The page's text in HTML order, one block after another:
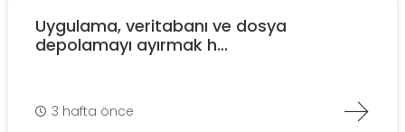
Uygulama, veritabanı ve dosya
depolamayı ayırmak h...
3 hafta önce